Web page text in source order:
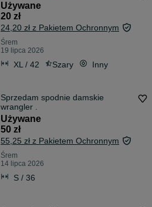
Używane
20 zł
24,20 zł z Pakietem Ochronnym
Śrem
19 lipca 2026
XL / 42 Szary Inny
Sprzedam spodnie damskie
wrangler .
Używane
50 zł
55,25 zł z Pakietem Ochronnym
Śrem
14 lipca 2026
S / 36